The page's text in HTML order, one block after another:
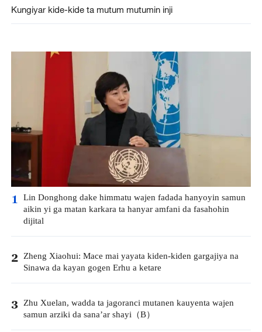
Kungiyar kide-kide ta mutum mutumin inji
1 Lin Donghong dake himmatu wajen fadada hanyoyin samun
aikin yi ga matan karkara ta hanyar amfani da fasahohin
dijital
2 Zheng Xiaohui: Mace mai yayata kiden-kiden gargajiya na
Sinawa da kayan gogen Erhu a ketare
3 Zhu Xuelan, wadda ta jagoranci mutanen kauyenta wajen
samun arziki da sana’ar shayi（B）